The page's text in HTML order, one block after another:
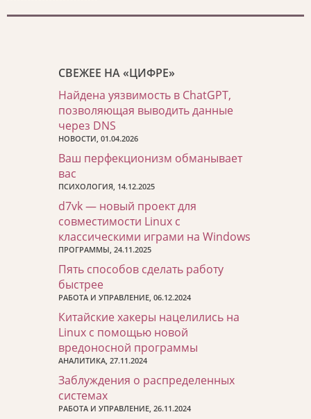
СВЕЖЕЕ НА «ЦИФРЕ»
Найдена уязвимость в ChatGPT,
позволяющая выводить данные
через DNS
НОВОСТИ, 01.04.2026
Ваш перфекционизм обманывает
вас
ПСИХОЛОГИЯ, 14.12.2025
d7vk — новый проект для
совместимости Linux с
классическими играми на Windows
ПРОГРАММЫ, 24.11.2025
Пять способов сделать работу
быстрее
РАБОТА И УПРАВЛЕНИЕ, 06.12.2024
Китайские хакеры нацелились на
Linux с помощью новой
вредоносной программы
АНАЛИТИКА, 27.11.2024
Заблуждения о распределенных
системах
РАБОТА И УПРАВЛЕНИЕ, 26.11.2024